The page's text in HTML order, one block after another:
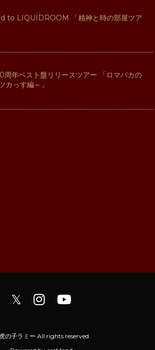
to LIQUIDROOM 「精神と時の部屋ツア
周年ベスト盤リリースツアー 「ロマバカの
カっす編～」
𝕏
の子ラミー All rights reserved.